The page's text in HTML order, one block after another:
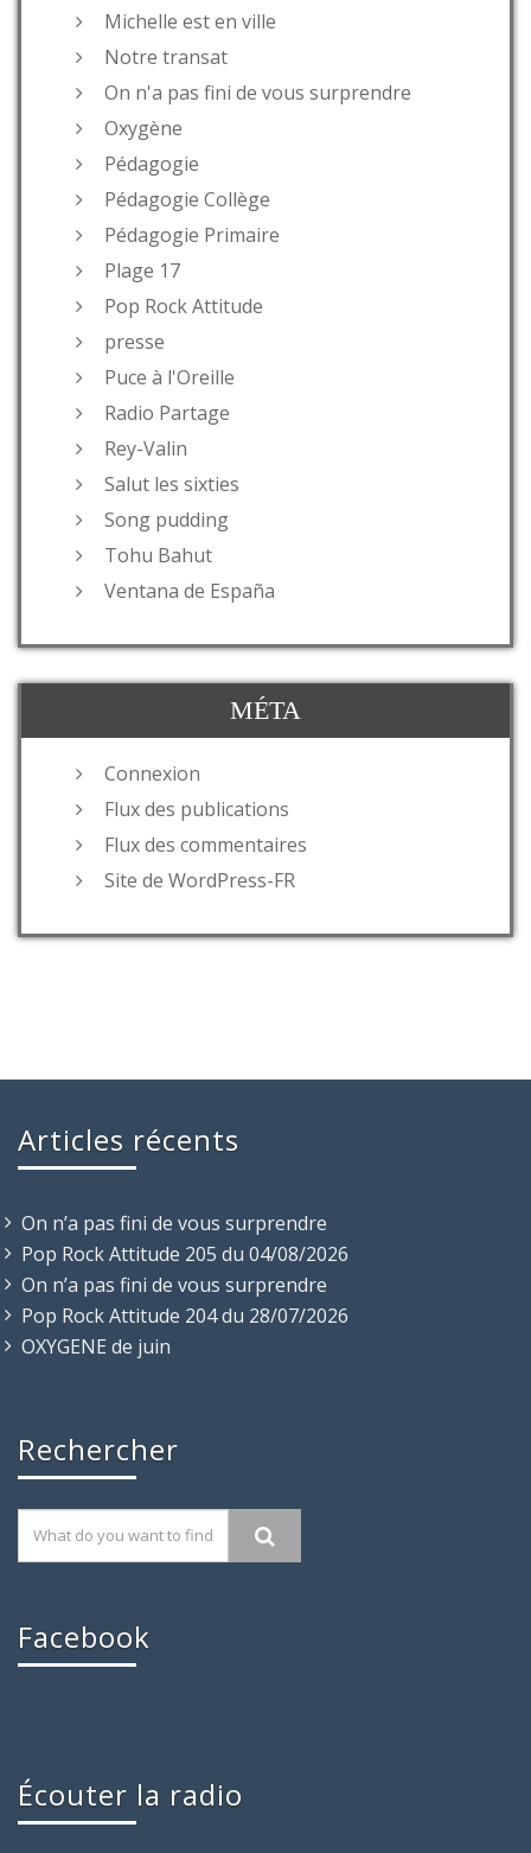
Michelle est en ville
Notre transat
On n'a pas fini de vous surprendre
Oxygène
Pédagogie
Pédagogie Collège
Pédagogie Primaire
Plage 17
Pop Rock Attitude
presse
Puce à l'Oreille
Radio Partage
Rey-Valin
Salut les sixties
Song pudding
Tohu Bahut
Ventana de España
MÉTA
Connexion
Flux des publications
Flux des commentaires
Site de WordPress-FR
Articles récents
On n’a pas fini de vous surprendre
Pop Rock Attitude 205 du 04/08/2026
On n’a pas fini de vous surprendre
Pop Rock Attitude 204 du 28/07/2026
OXYGENE de juin
Rechercher
Facebook
Écouter la radio